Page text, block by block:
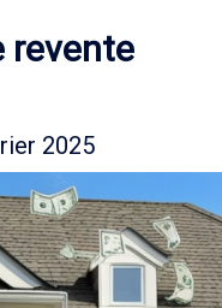
revente
2025